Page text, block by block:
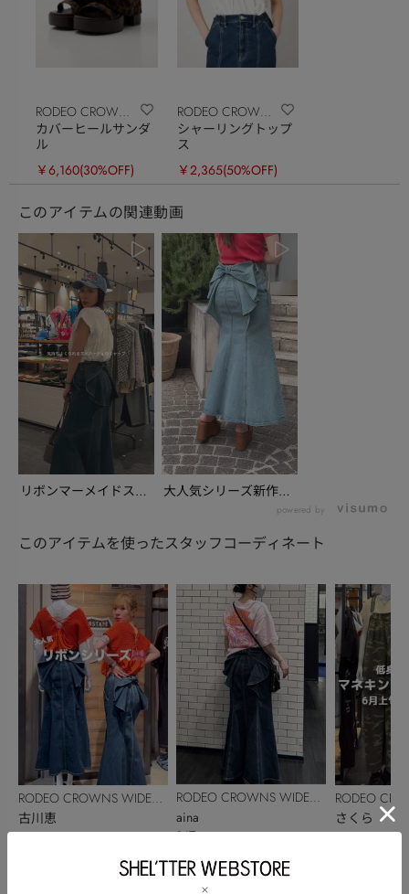
RODEO CROWNS
WIDE BOWL
カバーヒールサンダ
ル
￥6,160(30%OFF)
RODEO CROWNS
WIDE BOWL
シャーリングトップ
ス
￥2,365(50%OFF)
このアイテムの関連動画
リボンマーメイドスカ
大人気シリーズ新作ビ
ッグリボンマーメイpowered by
このアイテムを使ったスタッフコーディネート
RODEO CROWNS WIDE
BOWL
古川恵
157cm
RODEO CROWNS WIDE
BOWL
aina
147cm
RODEO
BOWL
さくら
153cm